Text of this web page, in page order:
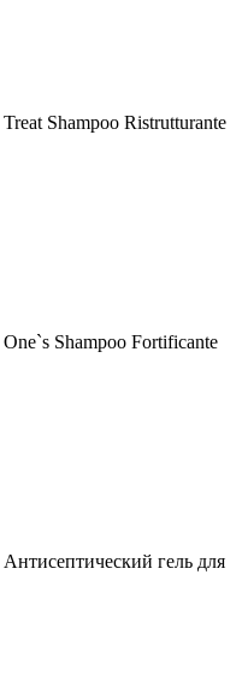
Treat Shampoo Ristrutturante
One`s Shampoo Fortificante
Антисептический гель для